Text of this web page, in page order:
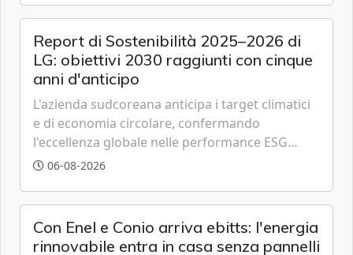
Report di Sostenibilità 2025–2026 di
LG: obiettivi 2030 raggiunti con cinque
anni d'anticipo
L'azienda sudcoreana anticipa i target climatici
e di economia circolare, confermando
l'eccellenza globale nelle performance ESG
grazie a innovazione, accessibilità e governance
06-08-2026
Con Enel e Conio arriva ebitts: l'energia
rinnovabile entra in casa senza pannelli